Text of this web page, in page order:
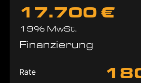
17.700 €
19% MwSt.
Finanzierung
Rate